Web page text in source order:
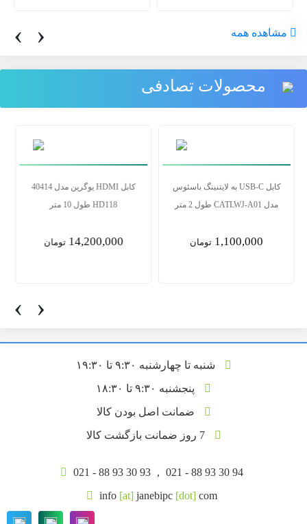
‹ › مشاهده همه
محصولات تصادفی
کابل HDMI یوگرین مدل 40414
HD118 طول 10 متر
14,200,000 تومان
کابل USB-C به لایتنینگ باسئوس
مدل CATLWJ-A01 طول 2 متر
1,100,000 تومان
‹ ›
شنبه تا چهارشنبه ۹:۳۰ تا ۱۹:۳۰
پنجشنبه ۹:۳۰ تا ۱۸:۳۰
ضمانت اصل بودن کالا
7 روز ضمانت بازگشت کالا
021 - 88 93 30 93 , 021 - 88 93 30 94
info [at] janebipc [dot] com